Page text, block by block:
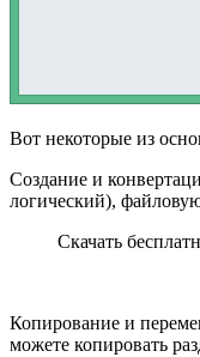
Вот некоторые из
Создание и
логический),
Скачать
Копирование и
можете копировать